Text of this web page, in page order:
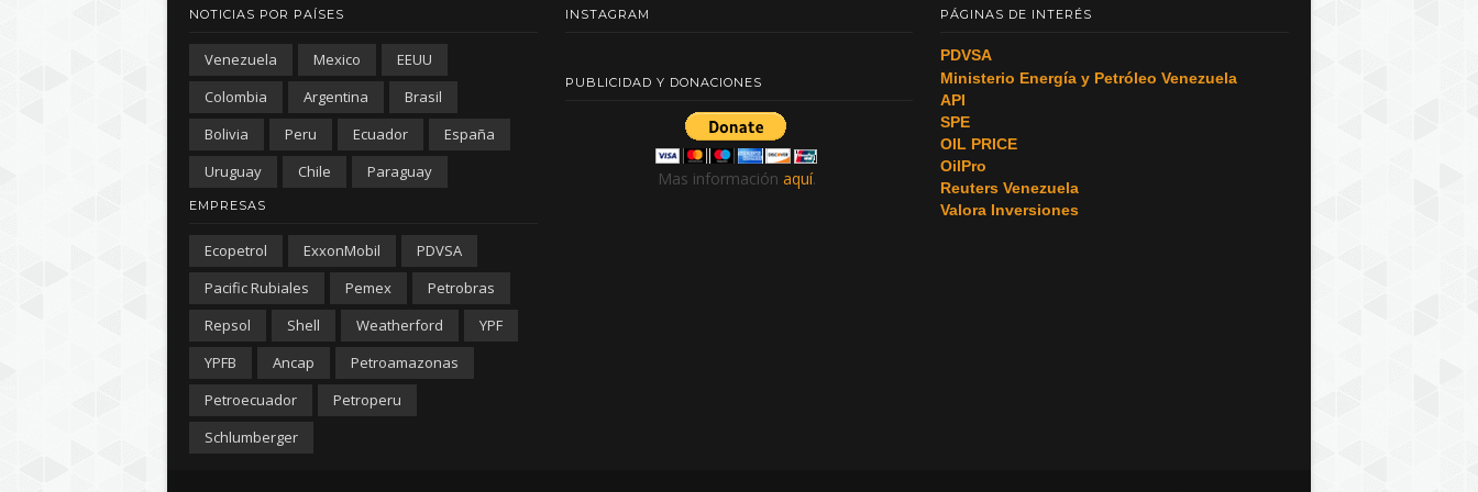
NOTICIAS POR PAÍSES
Venezuela Mexico
EEUU
Colombia
Argentina
Brasil
Bolivia
Peru Ecuador
España
Uruguay
Chile Paraguay
EMPRESAS
Ecopetrol ExxonMobil
PDVSA
Pacific Rubiales
Pemex
Petrobras
Repsol
Shell Weatherford
YPF
YPFB
Ancap
Petroamazonas
Petroecuador
Petroperu
Schlumberger
INSTAGRAM
PUBLICIDAD Y DONACIONES
Mas información aquí.
PÁGINAS DE INTERÉS
PDVSA
Ministerio Energía y Petróleo Venezuela
API
SPE
OIL PRICE
OilPro
Reuters Venezuela
Valora Inversiones